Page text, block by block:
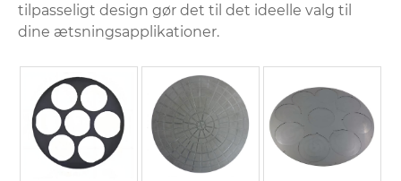
tilpasseligt design gør det til det ideelle valg til
dine ætsningsapplikationer.